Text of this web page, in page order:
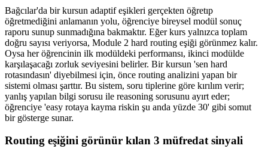
Bağcılar'da bir kursun adaptif eşikleri gerçekten öğretıp
öğretmediğini anlamanın yolu, öğrenciye bireysel modül sonuç
raporu sunup sunmadığına bakmaktır. Eğer kurs yalnızca toplam
doğru sayısı veriyorsa, Module 2 hard routing eşiği görünmez kalır.
Oysa her öğrencinin ilk modüldeki performansı, ikinci modülde
karşılaşacağı zorluk seviyesini belirler. Bir kursun 'sen hard
rotasındasın' diyebilmesi için, önce routing analizini yapan bir
sistemi olması şarttır. Bu sistem, soru tiplerine göre kırılım verir;
yanlış yapılan bilgi sorusu ile reasoning sorusunu ayırt eder;
öğrenciye 'easy rotaya kayma riskin şu anda yüzde 30' gibi somut
bir gösterge sunar.
Routing eşiğini görünür kılan 3 müfredat sinyali